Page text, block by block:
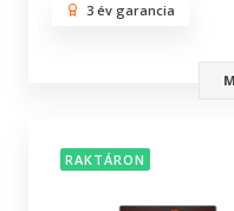
3 év garancia
RAKTÁRON